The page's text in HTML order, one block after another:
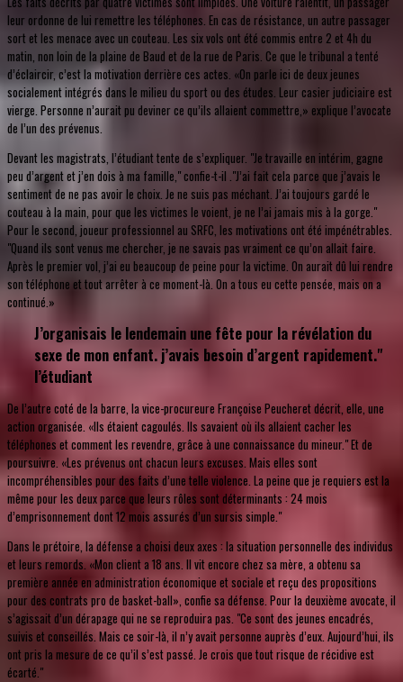
leur ordonne de lui remettre les téléphones. En cas de résistance, un autre passager
sort et les menace avec un couteau. Les six vols ont été commis entre 2 et 4h du
matin, non loin de la plaine de Baud et de la rue de Paris. Ce que le tribunal a tenté
d’éclaircir, c’est la motivation derrière ces actes. «On parle ici de deux jeunes
socialement intégrés dans le milieu du sport ou des études. Leur casier judiciaire est
vierge. Personne n’aurait pu deviner ce qu’ils allaient commettre,» explique l’avocate
de l’un des prévenus.
Devant les magistrats, l’étudiant tente de s’expliquer. "Je travaille en intérim, gagne
peu d’argent et j’en dois à ma famille," confie­-t-il ."J’ai fait cela parce que j’avais le
sentiment de ne pas avoir le choix. Je ne suis pas méchant. J’ai toujours gardé le
couteau à la main, pour que les victimes le voient, je ne l’ai jamais mis à la gorge."
Pour le second, joueur professionnel au SRFC, les motivations ont été impénétrables.
"Quand ils sont venus me chercher, je ne savais pas vraiment ce qu’on allait faire.
Après le premier vol, j’ai eu beaucoup de peine pour la victime. On aurait dû lui rendre
son téléphone et tout arrêter à ce moment-là. On a tous eu cette pensée, mais on a
continué.»
J’organisais le lendemain une fête pour la révélation du
sexe de mon enfant. j’avais besoin d’argent rapidement."
l’étudiant
De l’autre coté de la barre, la vice-procureure Françoise Peucheret décrit, elle, une
action organisée. «Ils étaient cagoulés. Ils savaient où ils allaient cacher les
téléphones et comment les revendre, grâce à une connaissance du mineur." Et de
poursuivre. «Les prévenus ont chacun leurs excuses. Mais elles sont
incompréhensibles pour des faits d’une telle violence. La peine que je requiers est la
même pour les deux parce que leurs rôles sont déterminants : 24 mois
d’emprisonnement dont 12 mois assurés d’un sursis simple."
Dans le prétoire, la défense a choisi deux axes : la situation personnelle des individus
et leurs remords. «Mon client a 18 ans. Il vit encore chez sa mère, a obtenu sa
première année en administration économique et sociale et reçu des propositions
pour des contrats pro de basket-ball», confie sa défense. Pour la deuxième avocate, il
s’agissait d’un dérapage qui ne se reproduira pas. "Ce sont des jeunes encadrés,
suivis et conseillés. Mais ce soir-là, il n’y avait personne auprès d’eux. Aujourd’hui, ils
ont pris la mesure de ce qu’il s’est passé. Je crois que tout risque de récidive est
écarté."